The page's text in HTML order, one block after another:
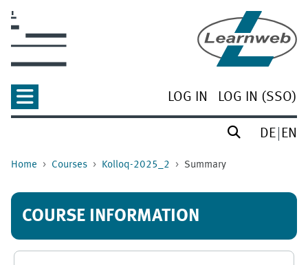
LOG IN LOG IN (SSO)
DE EN
Home Courses Kolloq-2025_2 Summary
COURSE INFORMATION